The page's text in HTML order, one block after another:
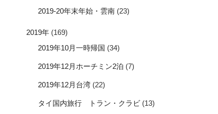
2019-20年末年始・雲南 (23)
2019年 (169)
2019年10月一時帰国 (34)
2019年12月ホーチミン2泊 (7)
2019年12月台湾 (22)
タイ国内旅行 トラン・クラビ (13)